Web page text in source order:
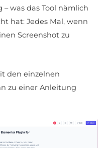
was das Tool nämlich
hat: Jedes Mal, wenn
Screenshot zu
den einzelnen
zu einer Anleitung